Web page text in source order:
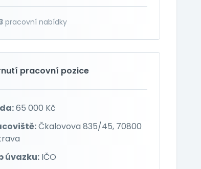
pracovní nabídky
pracovní pozice
65 000 Kč
Čkalovova 835/45, 70800
úvazku: IČO